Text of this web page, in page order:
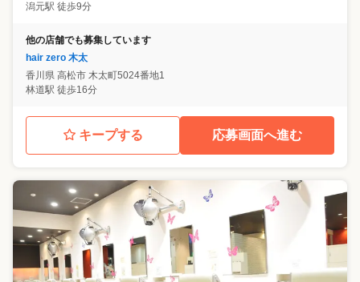
潟元駅 徒歩9分
他の店舗でも募集しています
hair zero 木太
香川県 高松市 木太町5024番地1
林道駅 徒歩16分
キープする 応募画面へ進む